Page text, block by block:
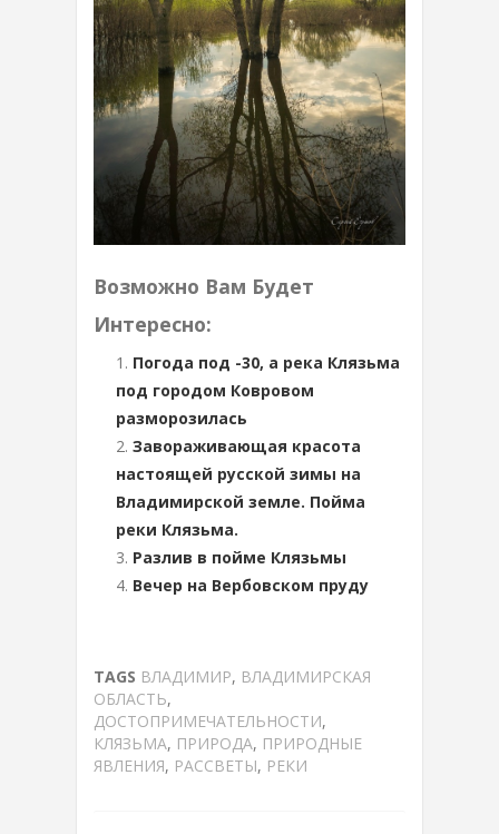
Возможно Вам Будет
Интересно:
Погода под -30, а река Клязьма
под городом Ковровом
разморозилась
Завораживающая красота
настоящей русской зимы на
Владимирской земле. Пойма
реки Клязьма.
Разлив в пойме Клязьмы
Вечер на Вербовском пруду
TAGS ВЛАДИМИР, ВЛАДИМИРСКАЯ
ОБЛАСТЬ,
ДОСТОПРИМЕЧАТЕЛЬНОСТИ,
КЛЯЗЬМА, ПРИРОДА, ПРИРОДНЫЕ
ЯВЛЕНИЯ, РАССВЕТЫ, РЕКИ